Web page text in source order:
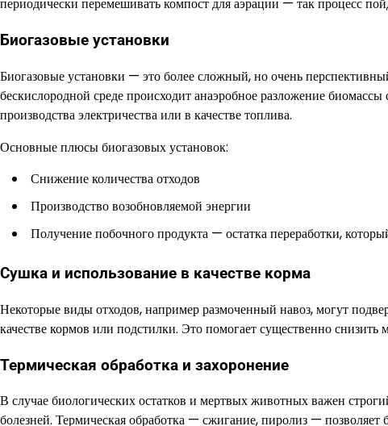
периодически перемешивать компост для аэрации — так процесс
Биогазовые установки
Биогазовые установки — это более сложный, но очень
бескислородной среде происходит анаэробное разложение
производства электричества или в качестве топлива.
Основные плюсы биогазовых установок:
Снижение количества отходов
Производство возобновляемой энергии
Получение побочного продукта — остатка переработки,
Сушка и использование в качестве корма
Некоторые виды отходов, например размоченный навоз, могут
качестве кормов или подстилки. Это помогает существенно
Термическая обработка и захоронение
В случае биологических остатков и мертвых животных важен
болезней. Термическая обработка — сжигание, пиролиз —